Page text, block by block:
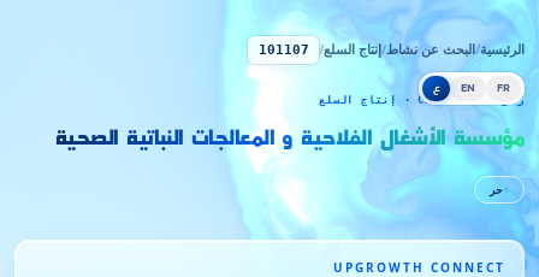
FR
EN ع
الرئيسية/البحث عن نشاط/إنتاج السلع/
101107
رمز CNRC 101107 · إنتاج السلع
مؤسسة الأشغال الفلاحية و المعالجات النباتية الصحية
حر
UPGROWTH CONNECT